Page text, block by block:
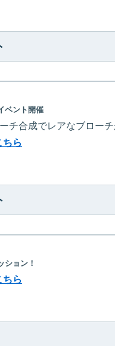
ベント開催
チ合成でレアなブロー
ちら
ション！
ちら